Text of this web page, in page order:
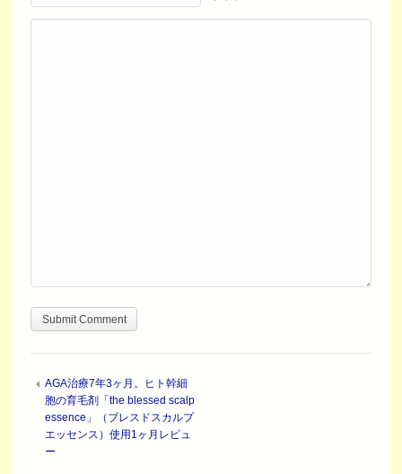
AGA治療7年3ヶ月。ヒト幹細
胞の育毛剤「the blessed scalp
essence」（ブレスドスカルプ
エッセンス）使用1ヶ月レビュ
ー